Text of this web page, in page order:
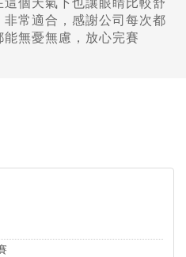
個天氣下也讓眼睛比較舒
常適合，感謝公司每次都
無憂無慮，放心完賽